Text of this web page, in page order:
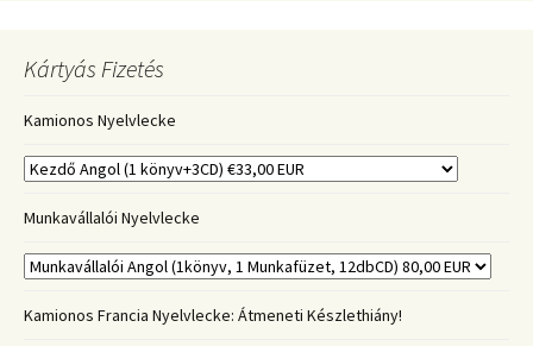
Kártyás Fizetés
Kamionos Nyelvlecke
Munkavállalói Nyelvlecke
Kamionos Francia Nyelvlecke: Átmeneti Készlethiány!